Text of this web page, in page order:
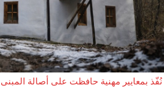
نُفّذ بمعايير مهنية حافظت على أصالة